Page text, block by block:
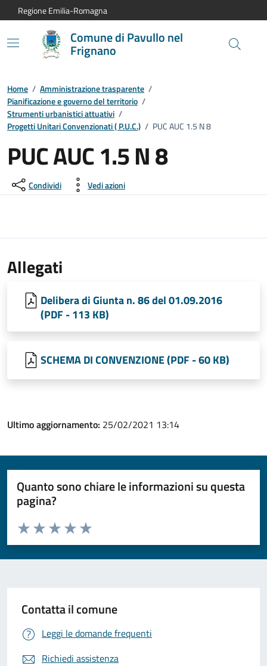
Vai al contenuto principale
Vai alla navigazione del sito
Vai al piede di pagina
Regione Emilia-Romagna
Comune di Pavullo nel
Frignano
Home / Amministrazione trasparente /
Pianificazione e governo del territorio /
Strumenti urbanistici attuativi /
Progetti Unitari Convenzionati ( P.U.C.) / PUC AUC 1.5 N 8
PUC AUC 1.5 N 8
Condividi Vedi azioni
Allegati
Delibera di Giunta n. 86 del 01.09.2016
(PDF - 113 KB)
SCHEMA DI CONVENZIONE (PDF - 60 KB)
Ultimo aggiornamento: 25/02/2021 13:14
Quanto sono chiare le informazioni su questa
pagina?
Valuta da 1 a 5 stelle la pagina
Valuta 5 stelle su 5
Valuta 4 stelle su 5
Valuta 3 stelle su 5
Valuta 2 stelle su 5
Valuta 1 stelle su 5
Contatta il comune
Leggi le domande frequenti
Richiedi assistenza